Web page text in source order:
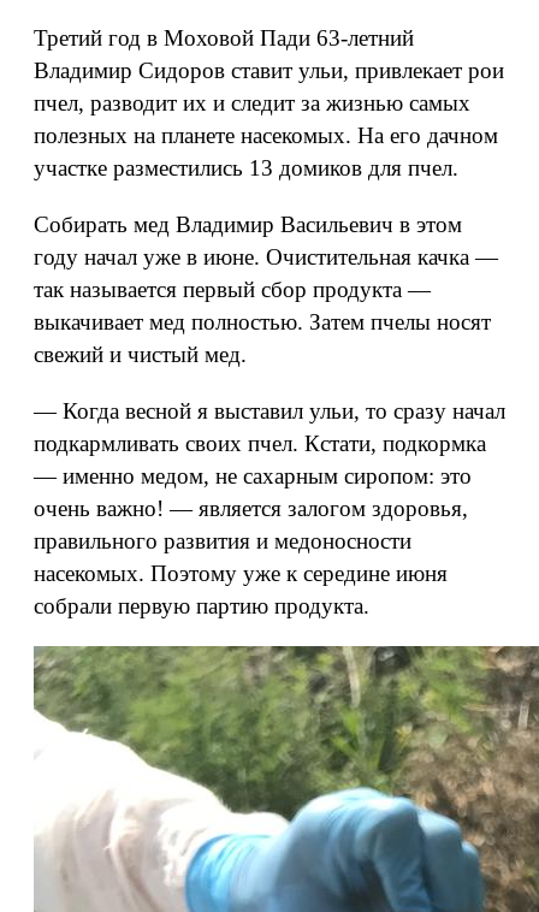
Третий год в Моховой Пади 63-летний
Владимир Сидоров ставит ульи, привлекает рои
пчел, разводит их и следит за жизнью самых
полезных на планете насекомых. На его дачном
участке разместились 13 домиков для пчел.
Собирать мед Владимир Васильевич в этом
году начал уже в июне. Очистительная качка —
так называется первый сбор продукта —
выкачивает мед полностью. Затем пчелы носят
свежий и чистый мед.
— Когда весной я выставил ульи, то сразу начал
подкармливать своих пчел. Кстати, подкормка
— именно медом, не сахарным сиропом: это
очень важно! — является залогом здоровья,
правильного развития и медоносности
насекомых. Поэтому уже к середине июня
собрали первую партию продукта.